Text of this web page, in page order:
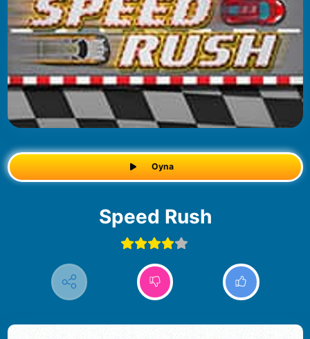
Oyna
Speed Rush